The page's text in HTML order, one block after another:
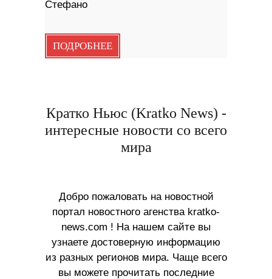
Стефано
ПОДРОБНЕЕ
Кратко Ньюс (Kratko News) -
интересные новости со всего
мира
Добро пожаловать на новостной
портал новостного агенства kratko-
news.com ! На нашем сайте вы
узнаете достоверную информацию
из разных регионов мира. Чаще всего
вы можете прочитать последние